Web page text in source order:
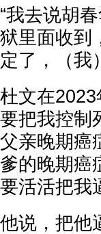
“我去说胡
狱里面收到
定了，（我
杜文在
要把我控制
父亲晚期癌
爹的晚期癌
要活活把我
他说，把他